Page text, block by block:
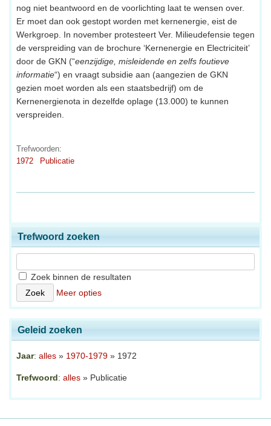
nog niet beantwoord en de voorlichting laat te wensen over.
Er moet dan ook gestopt worden met kernenergie, eist de
Werkgroep. In november protesteert Ver. Milieudefensie tegen
de verspreiding van de brochure ‘Kernenergie en Electriciteit’
door de GKN (“eenzijdige, misleidende en zelfs foutieve
informatie“) en vraagt subsidie aan (aangezien de GKN
gezien moet worden als een staatsbedrijf) om de
Kernenergienota in dezelfde oplage (13.000) te kunnen
verspreiden.
Trefwoorden:
1972
Publicatie
Trefwoord zoeken
Zoek binnen de resultaten
Meer opties
Geleid zoeken
Jaar: alles » 1970-1979 » 1972
Trefwoord: alles » Publicatie